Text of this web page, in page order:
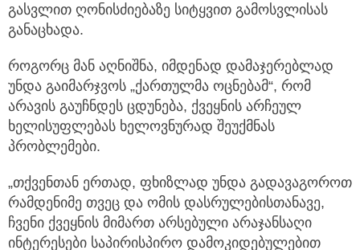
გასვლით ღონისძიებაზე სიტყვით გამოსვლისას
განაცხადა.
როგორც მან აღნიშნა, იმდენად დამაჯერებლად
უნდა გაიმარჯვოს „ქართულმა ოცნებამ“, რომ
არავის გაუჩნდეს ცდუნება, ქვეყნის არჩეულ
ხელისუფლებას ხელოვნურად შეუქმნას
პრობლემები.
„თქვენთან ერთად, ფხიზლად უნდა გადავაგოროთ
რამდენიმე თვეც და ომის დასრულებისთანავე,
ჩვენი ქვეყნის მიმართ არსებული არაჯანსაღი
ინტერესები საპირისპირო დამოკიდებულებით